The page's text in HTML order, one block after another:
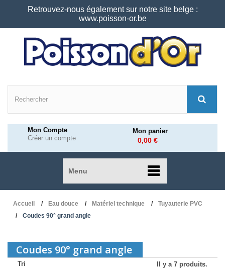
Retrouvez-nous également sur notre site belge :
www.poisson-or.be
Mon Compte
Créer un compte
Mon panier
0,00 €
Menu
Accueil Eau douce Matériel technique
Tuyauterie PVC
Coudes 90° grand angle
Coudes 90° grand angle
Tri Il y a 7 produits.